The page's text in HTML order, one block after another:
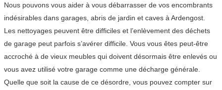
Nous pouvons vous aider à vous débarrasser de vos encombrants
indésirables dans garages, abris de jardin et caves à Ardengost.
Les nettoyages peuvent être difficiles et l’enlèvement des déchets
de garage peut parfois s’avérer difficile. Vous vous êtes peut-être
accroché à de vieux meubles qui doivent désormais être enlevés ou
vous avez utilisé votre garage comme une décharge générale.
Quelle que soit la cause de ce désordre, vous pouvez compter sur